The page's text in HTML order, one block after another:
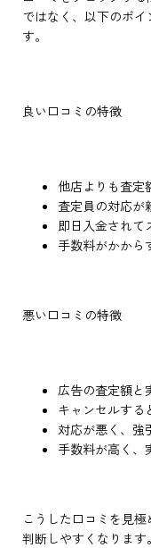
ではなく、以下のポ
す。
良い口コミの特徴
他店よりも査定
査定員の対応が
即日入金されて
手数料がかから
悪い口コミの特徴
広告の査定額と
キャンセルする
対応が悪く、強
手数料が高く、
こうした口コミを見
判断しやすくなります。